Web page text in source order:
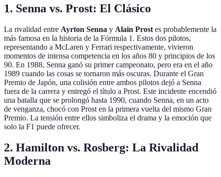
1. Senna vs. Prost: El Clásico
La rivalidad entre Ayrton Senna y Alain Prost es probablemente la
más famosa en la historia de la Fórmula 1. Estos dos pilotos,
representando a McLaren y Ferrari respectivamente, vivieron
momentos de intensa competencia en los años 80 y principios de los
90. En 1988, Senna ganó su primer campeonato, pero era en el año
1989 cuando las cosas se tornaron más oscuras. Durante el Gran
Premio de Japón, una colisión entre ambos pilotos dejó a Senna
fuera de la carrera y entregó el título a Prost. Este incidente encendió
una batalla que se prolongó hasta 1990, cuando Senna, en un acto
de venganza, chocó con Prost en la primera vuelta del mismo Gran
Premio. La tensión entre ellos simboliza el drama y la emoción que
solo la F1 puede ofrecer.
2. Hamilton vs. Rosberg: La Rivalidad
Moderna